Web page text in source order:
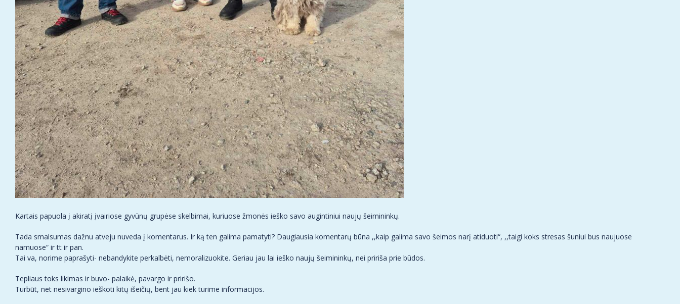
Kartais papuola į akiratį įvairiose gyvūnų grupėse skelbimai, kuriuose žmonės ieško savo augintiniui naujų šeimininkų.
Tada smalsumas dažnu atveju nuveda į komentarus. Ir ką ten galima pamatyti? Daugiausia komentarų būna ,,kaip galima savo šeimos narį atiduoti“, ,,taigi koks stresas šuniui bus naujuose
namuose“ ir tt ir pan.
Tai va, norime paprašyti- nebandykite perkalbėti, nemoralizuokite. Geriau jau lai ieško naujų šeimininkų, nei pririša prie būdos.
Tepliaus toks likimas ir buvo- palaikė, pavargo ir pririšo.
Turbūt, net nesivargino ieškoti kitų išeičių, bent jau kiek turime informacijos.